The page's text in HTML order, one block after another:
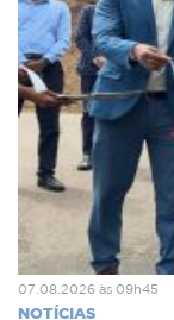
07.08.2026 às 09h45
NOTÍCIAS